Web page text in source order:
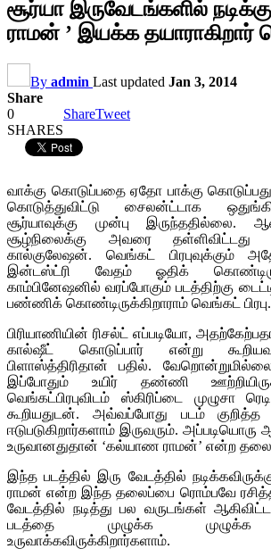
சூர்யா இருவேடங்களில்
ராமன் ’ இயக்க தயாராகிறார்
By admin Last updated Jan 3, 2014
Share
0
SHARES
ShareTweet
வாக்கு கொடுப்பதை ஏதோ பாக்கு
கொடுத்துவிட்டு சைலன்ட்டாக
சூர்யாவுக்கு முன்பு இருந்ததில்லை.
சூழ்நிலைக்கு அவரை
கால்குலேஷன். வெங்கட் பிரபுவுக்கும்
இன்டஸ்ட்ரி வேதம் ஓதிக்
காம்பினேஷனில் வரப்போகும் படத்திற்கு
பண்ணிக் கொண்டிருக்கிறாராம் வெங்கட் பிரபு.
பிரியாணியின் ரிசல்ட் எப்படியோ,
கால்ஷீட் கொடுப்பார் என்று
பிளாஸ்த்திரிதான் பதில்.
இப்போதும் உயிர் தண்ணி
வெங்கட்பிரபுவிடம் ஸ்கிரிப்டை முழுசா
கூறியதுடன். அவ்வப்போது படம்
ஈடுபடுகிறார்களாம் இருவரும்.
உருவானதுதான் ‘கல்யாண ராமன்’ என்ற
இந்த படத்தில் இரு வேடத்தில்
ராமன் என்ற இந்த தலைப்பை ரொம்பவே
வேடத்தில் நடித்து பல வருடங்கள்
படத்தை முழுக்க முழுக்க
உருவாக்கவிருக்கிறார்களாம்.